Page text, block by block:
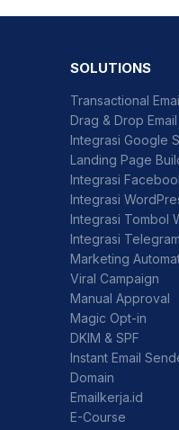
SOLUTIONS
Transactional
Drag & Drop
Integrasi Google
Landing Page
Integrasi
Integrasi
Integrasi Tombol
Integrasi Telegram
Marketing
Viral Campaign
Manual Approval
Magic Opt-in
DKIM & SPF
Instant Email
Domain
Emailkerja.id
E-Course